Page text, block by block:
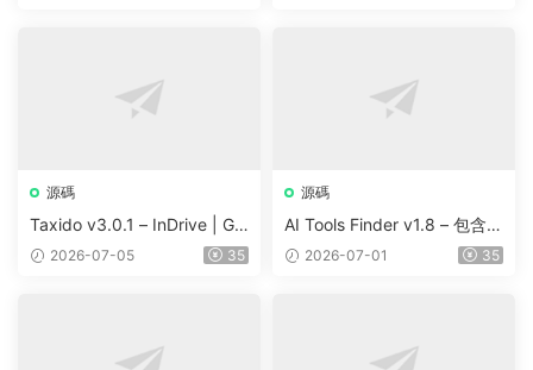
源碼
Taxido v3.0.1 – InDrive | Gr
ab | Uber Clone | Taxi Booki
2026-07-05 35
源碼
AI Tools Finder v1.8 – 包含 5
000 多種工具、訂閱、廣告
2026-07-01 35